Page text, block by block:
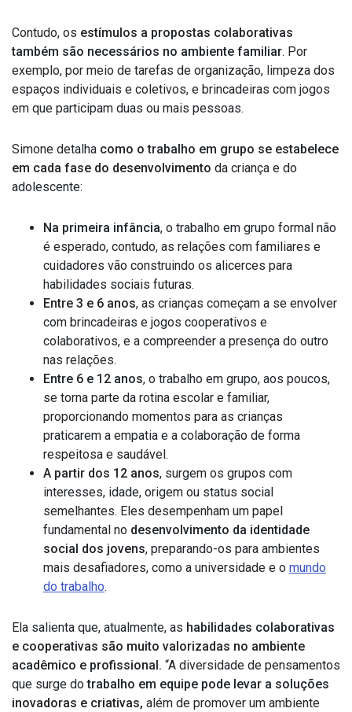
Contudo, os estímulos a propostas colaborativas
também são necessários no ambiente familiar. Por
exemplo, por meio de tarefas de organização, limpeza dos
espaços individuais e coletivos, e brincadeiras com jogos
em que participam duas ou mais pessoas.
Simone detalha como o trabalho em grupo se estabelece
em cada fase do desenvolvimento da criança e do
adolescente:
Na primeira infância, o trabalho em grupo formal não
é esperado, contudo, as relações com familiares e
cuidadores vão construindo os alicerces para
habilidades sociais futuras.
Entre 3 e 6 anos, as crianças começam a se envolver
com brincadeiras e jogos cooperativos e
colaborativos, e a compreender a presença do outro
nas relações.
Entre 6 e 12 anos, o trabalho em grupo, aos poucos,
se torna parte da rotina escolar e familiar,
proporcionando momentos para as crianças
praticarem a empatia e a colaboração de forma
respeitosa e saudável.
A partir dos 12 anos, surgem os grupos com
interesses, idade, origem ou status social
semelhantes. Eles desempenham um papel
fundamental no desenvolvimento da identidade
social dos jovens, preparando-os para ambientes
mais desafiadores, como a universidade e o mundo
do trabalho.
Ela salienta que, atualmente, as habilidades colaborativas
e cooperativas são muito valorizadas no ambiente
acadêmico e profissional. “A diversidade de pensamentos
que surge dotrabalho em equipe pode levar a soluções
inovadoras e criativas, além de promover um ambiente